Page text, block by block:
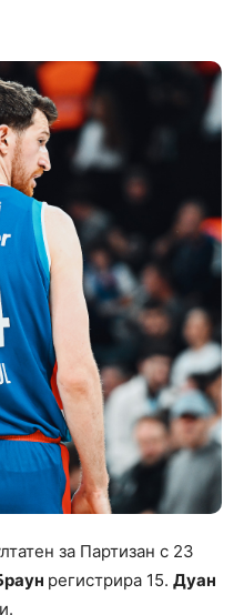
за Партизан с 23
регистрира 15. Дуан